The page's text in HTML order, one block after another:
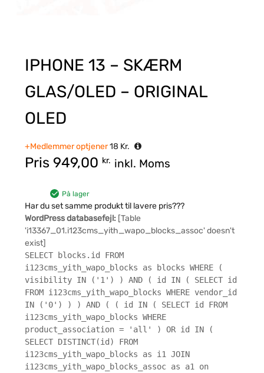
IPHONE 13 – SKÆRM
GLAS/OLED – ORIGINAL
OLED
+Medlemmer optjener18 Kr.
Pris 949,00 kr. inkl. Moms
På lager
Har du set samme produkt til lavere pris???
WordPress databasefejl: [Table
'i13367_01.i123cms_yith_wapo_blocks_assoc' doesn't
exist]
SELECT blocks.id FROM
i123cms_yith_wapo_blocks as blocks WHERE (
visibility IN ('1') ) AND ( id IN ( SELECT id
FROM i123cms_yith_wapo_blocks WHERE vendor_id
IN ('0') ) ) AND ( ( id IN ( SELECT id FROM
i123cms_yith_wapo_blocks WHERE
product_association = 'all' ) OR id IN (
SELECT DISTINCT(id) FROM
i123cms_yith_wapo_blocks as i1 JOIN
i123cms_yith_wapo_blocks_assoc as a1 on